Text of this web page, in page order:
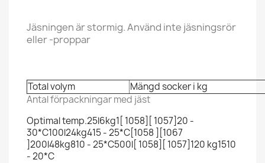
Jäsningen är stormig. Använd inte jäsningsrör
eller -proppar
Total volym
Mängd socker i kg
Antal förpackningar med jäst
Optimal temp.25l6kg1[ 1058][ 1057]20 -
30*C100l24kg415 - 25*C[1058 ][1067
]200l48kg810 - 25*C500l[ 1058][ 1057]120 kg1510
- 20*C